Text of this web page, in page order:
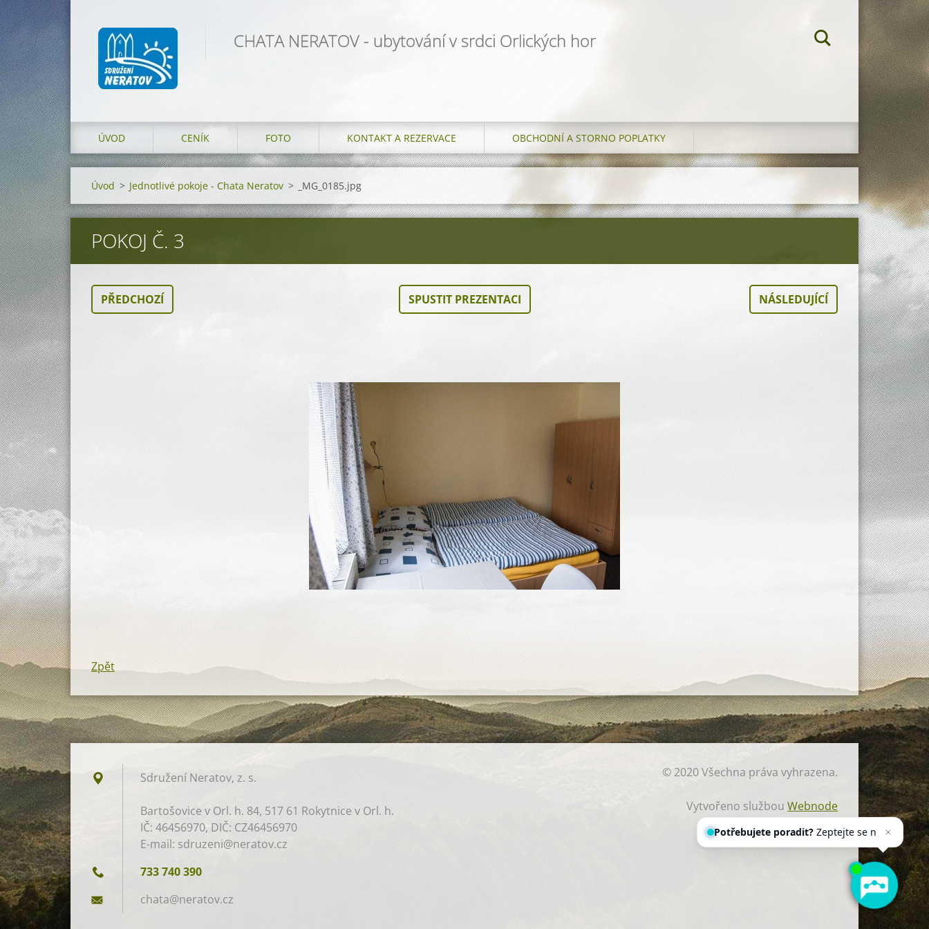
CHATA NERATOV - ubytování v srdci Orlických hor
ÚVOD CENÍK FOTO KONTAKT A REZERVACE OBCHODNÍ A STORNO POPLATKY
Úvod > Jednotlivé pokoje - Chata Neratov > _MG_0185.jpg
POKOJ Č. 3
PŘEDCHOZÍ SPUSTIT PREZENTACI NÁSLEDUJÍCÍ
Zpět
Sdružení Neratov, z. s.​
Bartošovice v Orl. h. 84, 517 61 Rokytnice v Orl. h.
IČ: 46456970, DIČ: CZ46456970
E-mail: sdruzeni@neratov.cz
733 740 390
chata@neratov.cz
© 2020 Všechna práva vyhrazena.
Vytvořeno službou Webnode
Potřebujete poradit?Zeptejte se
našeho asistenta Chettyho.